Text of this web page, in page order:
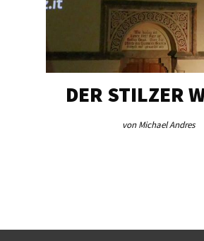
DER STILZER
von Michael Andres